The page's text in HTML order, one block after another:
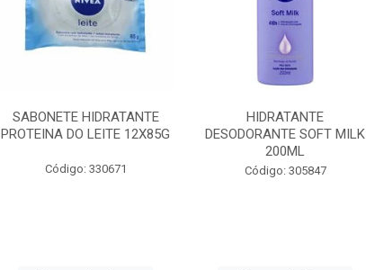
SABONETE HIDRATANTE
PROTEINA DO LEITE 12X85G
Código: 330671
HIDRATANTE
DESODORANTE SOFT MILK
200ML
Código: 305847